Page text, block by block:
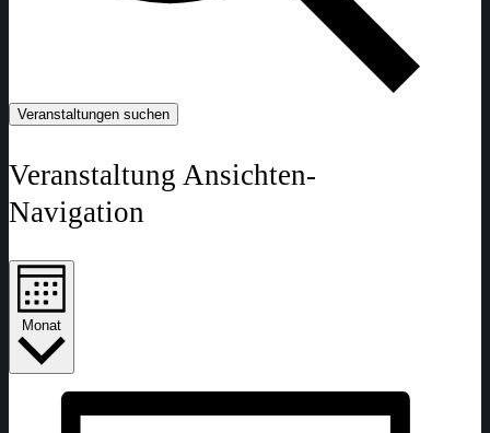
Veranstaltungen suchen
Veranstaltung Ansichten-
Navigation
Monat